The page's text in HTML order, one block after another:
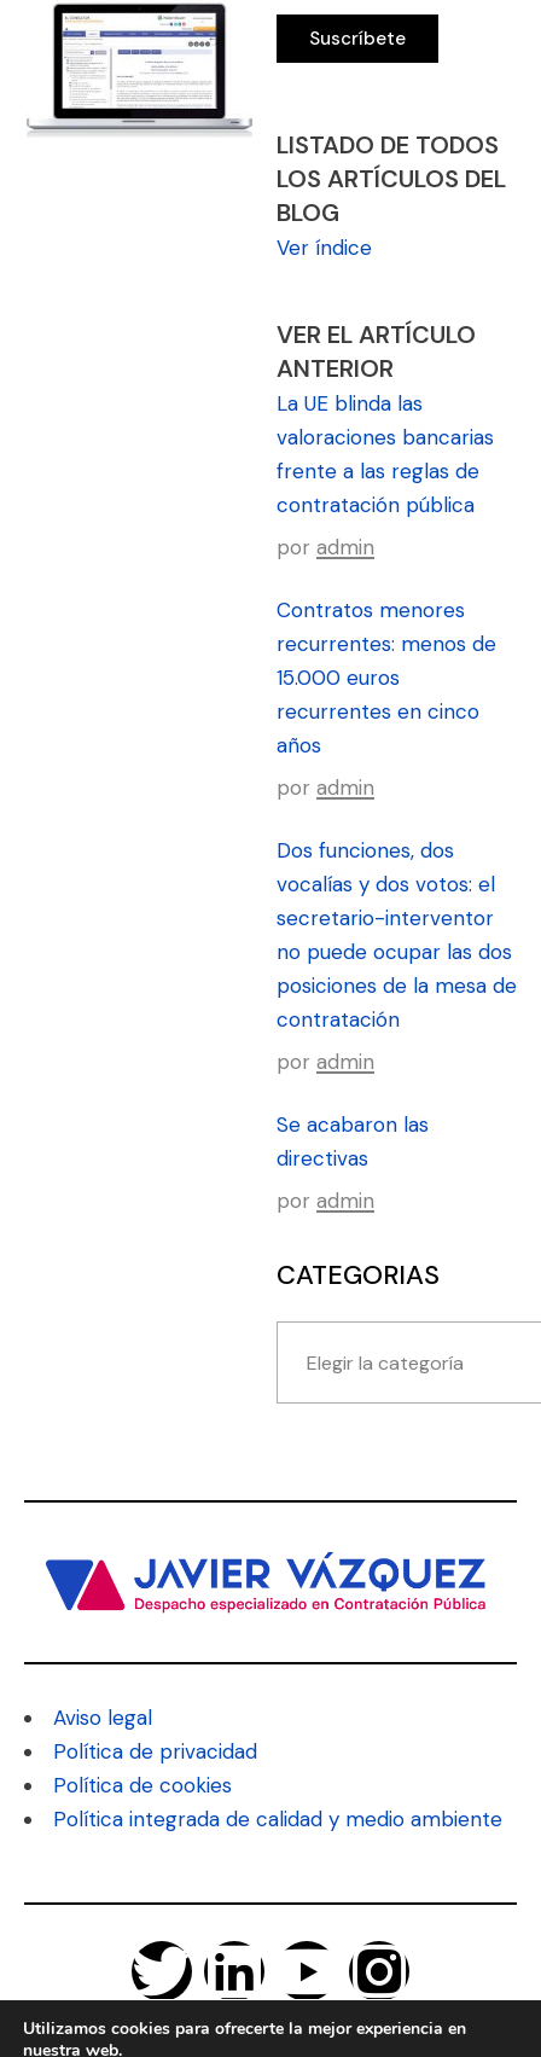
LISTADO DE TODOS
LOS ARTÍCULOS DEL
BLOG
Ver índice
VER EL ARTÍCULO
ANTERIOR
La UE blinda las
valoraciones bancarias
frente a las reglas de
contratación pública
por admin
Contratos menores
recurrentes: menos de
15.000 euros
recurrentes en cinco
años
por admin
Dos funciones, dos
vocalías y dos votos: el
secretario-interventor
no puede ocupar las dos
posiciones de la mesa de
contratación
por admin
Se acabaron las
directivas
por admin
CATEGORIAS
Aviso legal
Política de privacidad
Política de cookies
Política integrada de calidad y medio ambiente
Utilizamos cookies para ofrecerte la mejor experiencia en
nuestra web.